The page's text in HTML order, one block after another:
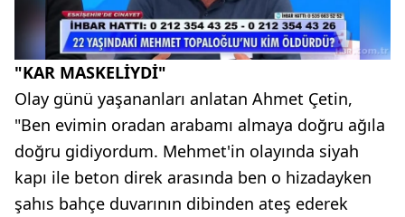
"KAR MASKELİYDİ"
Olay günü yaşananları anlatan Ahmet Çetin,
"Ben evimin oradan arabamı almaya doğru ağıla
doğru gidiyordum. Mehmet'in olayında siyah
kapı ile beton direk arasında ben o hizadayken
şahıs bahçe duvarının dibinden ateş ederek